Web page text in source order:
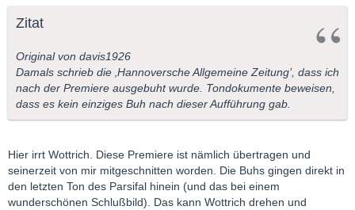
Zitat
Original von davis1926
Damals schrieb die ‚Hannoversche Allgemeine Zeitung’, dass ich
nach der Premiere ausgebuht wurde. Tondokumente beweisen,
dass es kein einziges Buh nach dieser Aufführung gab.
Hier irrt Wottrich. Diese Premiere ist nämlich übertragen und
seinerzeit von mir mitgeschnitten worden. Die Buhs gingen direkt in
den letzten Ton des Parsifal hinein (und das bei einem
wunderschönen Schlußbild). Das kann Wottrich drehen und